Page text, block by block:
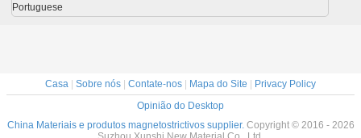
Portuguese
Casa | Sobre nós | Contate-nos | Mapa do Site | Privacy Policy
Opinião do Desktop
China Materiais e produtos magnetostrictivos supplier. Copyright © 2016 - 2026